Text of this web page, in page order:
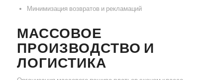
Минимизация возвратов и рекламаций
МАССОВОЕ
ПРОИЗВОДСТВО И
ЛОГИСТИКА